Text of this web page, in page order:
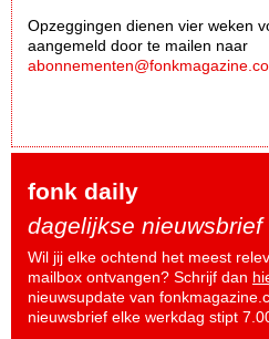
Opzeggingen dienen vier weken
aangemeld door te mailen naar
fonk daily
dagelijkse nieuwsbrief
Wil jij elke ochtend het meest
mailbox ontvangen? Schrijf dan
nieuwsupdate van
nieuwsbrief elke werkdag stipt